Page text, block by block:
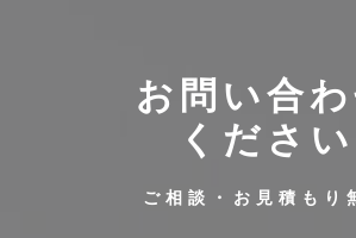
お問い合
ください
ご相談・お見積もり